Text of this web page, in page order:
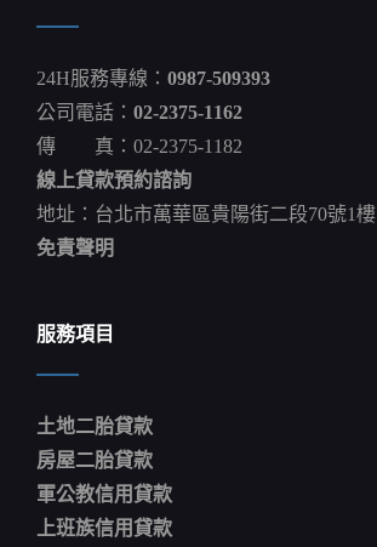
24H服務專線： 0987-509393
公司電話： 02-2375-1162
傳 真：02-2375-1182
線上貸款預約諮詢
地址：台北市萬華區貴陽街二段70號1樓
免責聲明
服務項目
土地二胎貸款
房屋二胎貸款
軍公教信用貸款
上班族信用貸款